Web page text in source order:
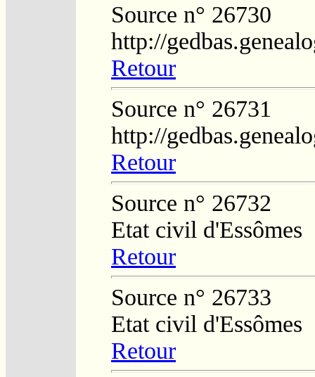
Source n° 26730
http://
Retour
Source n° 26731
http://
Retour
Source n° 26732
Etat civil d'Essômes
Retour
Source n° 26733
Etat civil d'Essômes
Retour